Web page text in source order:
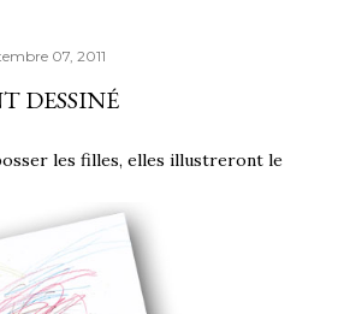
07, 2011
DESSINÉ
les filles, elles illustreront le